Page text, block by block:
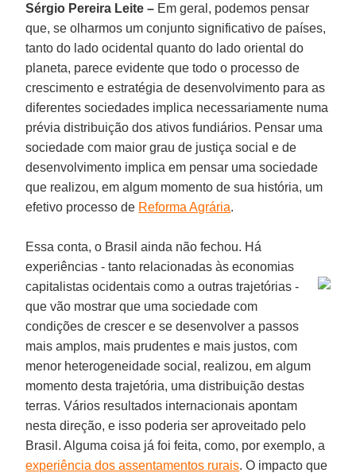
Sérgio Pereira Leite – Em geral, podemos pensar
que, se olharmos um conjunto significativo de países,
tanto do lado ocidental quanto do lado oriental do
planeta, parece evidente que todo o processo de
crescimento e estratégia de desenvolvimento para as
diferentes sociedades implica necessariamente numa
prévia distribuição dos ativos fundiários. Pensar uma
sociedade com maior grau de justiça social e de
desenvolvimento implica em pensar uma sociedade
que realizou, em algum momento de sua história, um
efetivo processo de Reforma Agrária.
Essa conta, o Brasil ainda não fechou. Há
experiências - tanto relacionadas às economias
capitalistasocidentais como a outras trajetórias -
que vão mostrar que uma sociedade com
condições de crescer e se desenvolver a passos
mais amplos, mais prudentes e mais justos, com
menor heterogeneidade social, realizou, em algum
momento desta trajetória, uma distribuição destas
terras. Vários resultados internacionais apontam
nesta direção, e isso poderia ser aproveitado pelo
Brasil. Alguma coisa já foi feita, como, por exemplo, a
experiência dos assentamentos rurais. O impacto que